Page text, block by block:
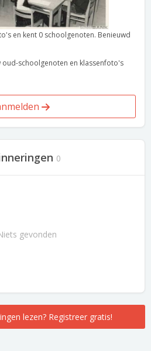
en kent 0 schoolgenoten. Benieuwd
oud-schoolgenoten en klassenfoto's
0
gevonden
lezen? Registreer gratis!